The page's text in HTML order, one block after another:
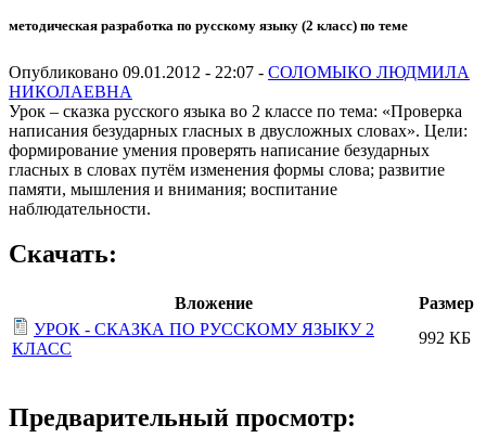
методическая разработка по русскому языку (2 класс) по теме
Опубликовано 09.01.2012 - 22:07 - СОЛОМЫКО ЛЮДМИЛА
НИКОЛАЕВНА
Урок – сказка русского языка во 2 классе по тема: «Проверка
написания безударных гласных в двусложных словах». Цели:
формирование умения проверять написание безударных
гласных в словах путём изменения формы слова; развитие
памяти, мышления и внимания; воспитание
наблюдательности.
Скачать:
Вложение
Размер
УРОК - СКАЗКА ПО РУССКОМУ ЯЗЫКУ 2
КЛАСС
992 КБ
Предварительный просмотр: